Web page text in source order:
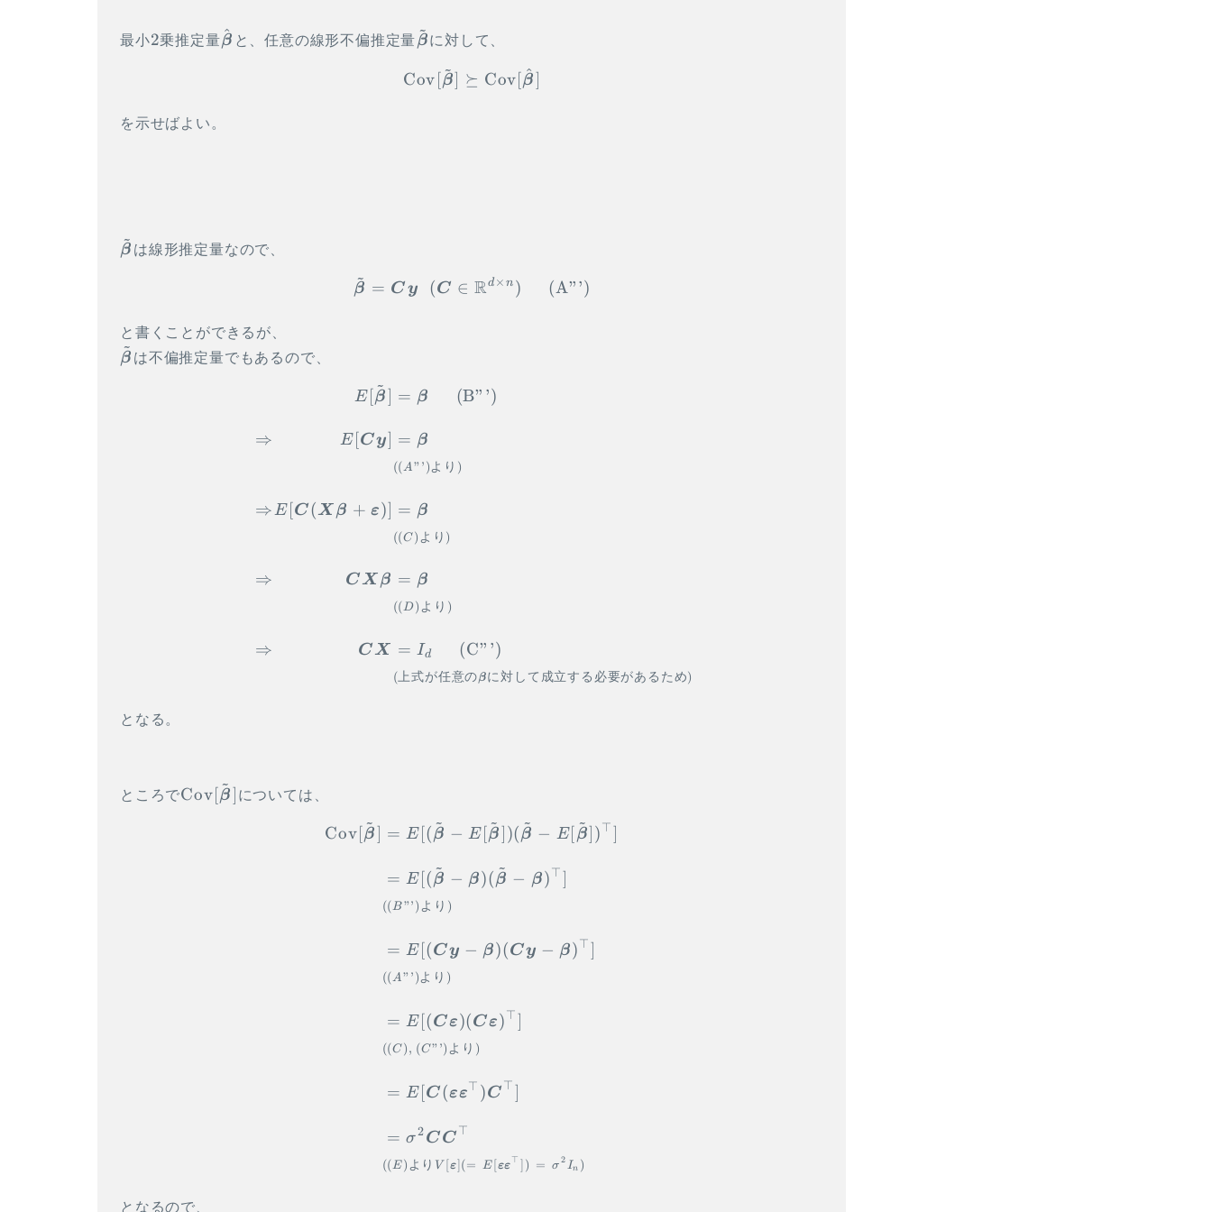
最小2
2乗推定量\hat{\vec
β
^ と、任意の線形不偏推定量\tilde{\vec
β
~
に対して、
\begin{aligned} \Cov[\tilde{\vec \beta}] \succeq \Cov[\hat{\vec \beta}] \end{aligned}
Cov [β
~
] ⪰ Cov[β
^]
を示せばよい。
\tilde{\vec
β
~
は線形推定量なので、
\begin{aligned} \tilde{\vec \beta} = \vec C \vec y ~~ (\vec C \in \mathbb{R}^{d
β
~
= Cy (C ∈ Rd× n ) (A”’)
と書くことができるが、
\tilde{\vec
β
~
は不偏推定量でもあるので、
\begin{alignat}{2} \notag &&E[\tilde{\vec \beta}] &= \vec \beta ~~~~~
⇒
⇒
⇒
⇒
E [β
~
]
E [Cy]
E[C(X β + ε)]
CX β
CX
= β (B”’)
= β
((A”’)より )
= β
((C) より )
= β
((D)より )
= Id (C”’)
(上式が任意のβに対して成立する必要があるため)
となる。
ところで\Cov[\tilde{\vec
Cov[β
~
] については、
\begin{aligned} \Cov[\tilde{\vec \beta}] &= E[ (\tilde{\vec \beta}-E[\tilde{\vec
Cov[β
~
] = E [(β
~
− E [β
~
])(β
~
− E [β
~
] )⊤]
= E [(β
~
− β)(β
~
− β)⊤]
((B”’)より )
= E [(Cy − β)(Cy − β)⊤]
((A”’)より )
= E[(Cε)(Cε)⊤]
((C), (C”’) より )
= E[C(εε⊤ )C⊤ ]
= σ2CC⊤
((E) より V ε (= E εε⊤ ]) = σ2In )
となるので、